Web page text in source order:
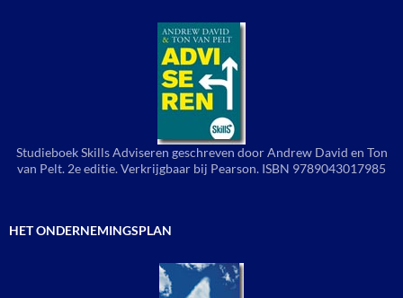
Studieboek Skills Adviseren geschreven door Andrew David en Ton
van Pelt. 2e editie. Verkrijgbaar bij Pearson. ISBN 9789043017985
HET ONDERNEMINGSPLAN